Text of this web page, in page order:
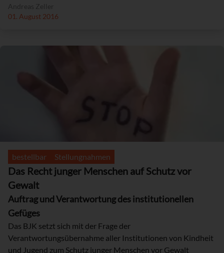
01. August 2016
bestellbar Stellungnahmen
Das Recht junger Menschen auf Schutz vor
Gewalt
Auftrag und Verantwortung des institutionellen
Gefüges
Das BJK setzt sich mit der Frage der
Verantwortungsübernahme aller Institutionen von Kindheit
und Jugend zum Schutz junger Menschen vor Gewalt